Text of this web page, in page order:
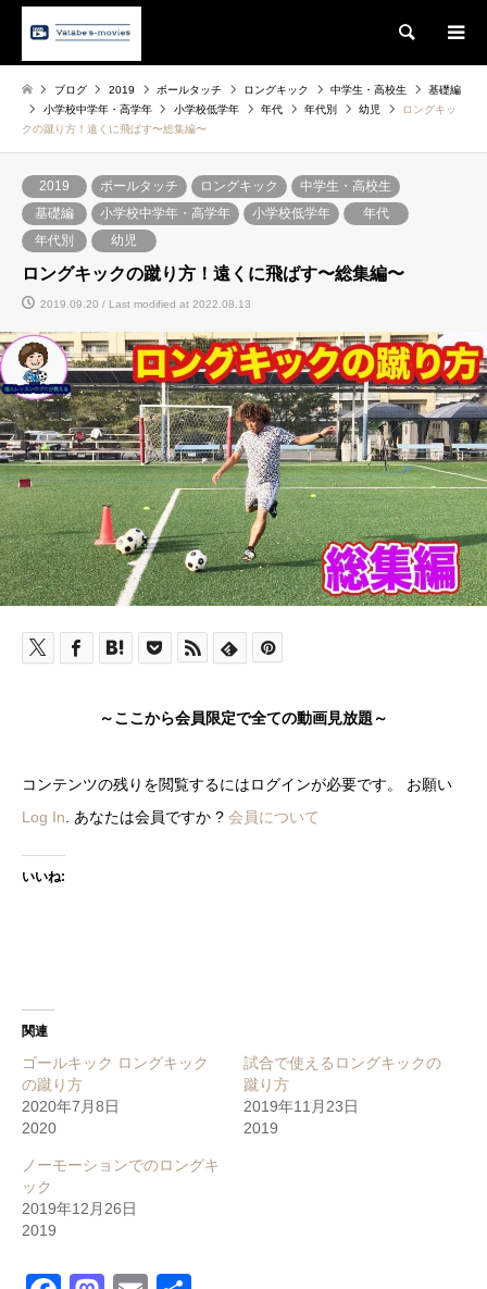
Search
ブログ 2019 ボールタッチ ロングキック 中学生・高校生
基礎編
小学校中学年・高学年
小学校低学年 年代 年代別 幼児
ロングキッ
クの蹴り方！遠くに飛ばす〜総集編〜
2019 ボールタッチ ロングキック
中学生・高校生
基礎編
小学校中学年・高学年 小学校低学年
年代
年代別
幼児
ロングキックの蹴り方！遠くに飛ばす〜総集編〜
2019.09.20 / Last modified at 2022.08.13
～ここから会員限定で全ての動画見放題～
コンテンツの残りを閲覧するにはログインが必要です。 お願い
Log In . あなたは会員ですか ? 会員について
いいね:
関連
ゴールキック ロングキック
の蹴り方
2020年7月8日
2020
試合で使えるロングキックの
蹴り方
2019年11月23日
2019
ノーモーションでのロングキ
ック
2019年12月26日
2019